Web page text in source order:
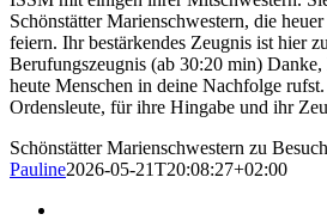
Schönstätter Marienschwestern, die
feiern. Ihr bestärkendes Zeugnis ist hier
Berufungszeugnis (ab 30:20 min) Danke,
heute Menschen in deine Nachfolge
Ordensleute, für ihre Hingabe und ihr
Schönstätter Marienschwestern zu
Pauline2026-05-21T20:08:27+02:00